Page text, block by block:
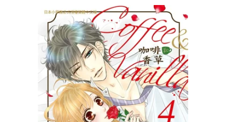
美食蛋糕 養生保健 民生用品
居家生活 3C家電 運動休閒 親子玩具
男裝 化妝保養 情趣用品